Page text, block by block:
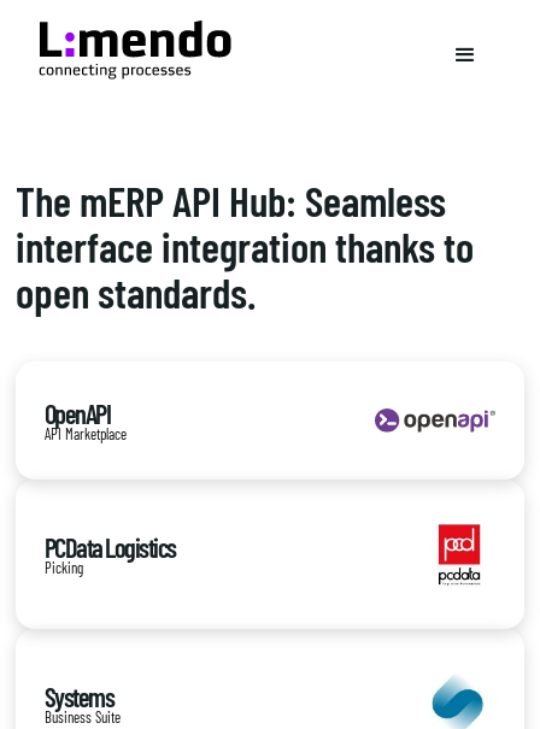
The mERP API Hub: Seamless
interface integration thanks to
open standards.
OpenAPI
API Marketplace
PCData Logistics
Picking
Systems
Business Suite